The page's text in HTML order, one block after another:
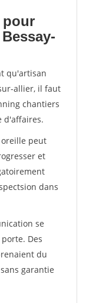
pour
qu'artisan
allier, il faut
chantiers
d'affaires.
peut
et
dans
se
Des
du
garantie